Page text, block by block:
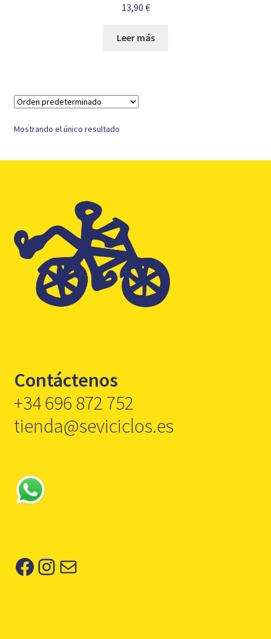
13,90 €
Leer más
Mostrando el único resultado
Contáctenos
+34 696 872 752
tienda@seviciclos.es
Facebook
Instagram
Correo electrónico